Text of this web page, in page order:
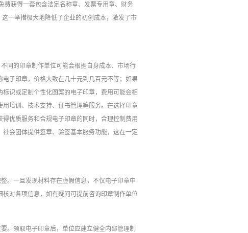
费获得一套包含法定名称章、发票专用章、财务
一举措极大地降低了企业的初创成本，激发了市
同的印章制作单位可能会根据自身成本、市场行
子印章，价格大致在几十元到几百元不等；如果
识或定制个性化图案的电子印章，费用可能会相
培训、技术支持、证书管理等服务。在选择印章
优质服务和合规电子印章的同时，合理控制费用
会团体提供签章、验签基本服务功能，这在一定
。一旦发现材料存在虚假信息，不仅电子印章申
对各项信息，如有疑问可提前咨询印章制作单位
。领取电子印章后，单位应建立健全内部管理制